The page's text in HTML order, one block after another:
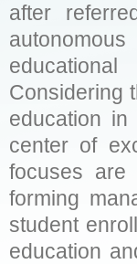
after
Considering
education
center of
focuses are
forming
student
education